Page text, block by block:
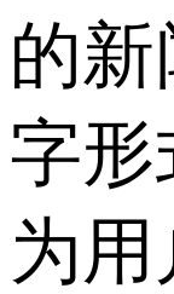
的
字形
为